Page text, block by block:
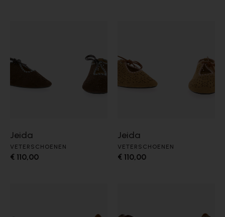
Jeida
VETERSCHOENEN
€ 110,00
Jeida
VETERSCHOENEN
€ 110,00